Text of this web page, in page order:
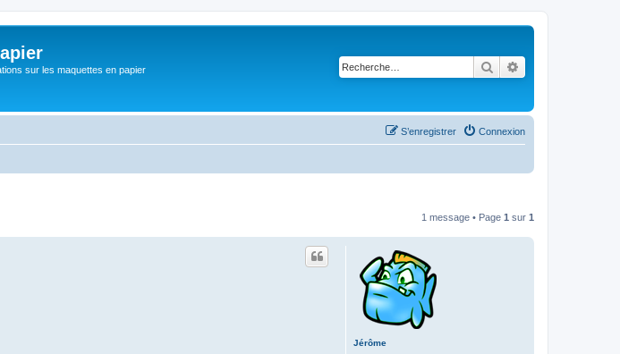
sur les maquettes en papier Rechercher
Connexion
S’enregistrer
1 message • Page 1 sur 1
Jérôme